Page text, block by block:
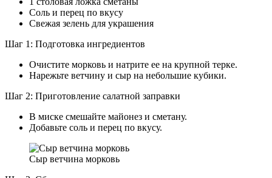
Соль и перец по вкусу
Свежая зелень для украшения
Шаг 1: Подготовка ингредиентов
Очистите морковь и натрите ее на крупной терке.
Нарежьте ветчину и сыр на небольшие кубики.
Шаг 2: Приготовление салатной заправки
В миске смешайте майонез и сметану.
Добавьте соль и перец по вкусу.
Сыр ветчина морковь